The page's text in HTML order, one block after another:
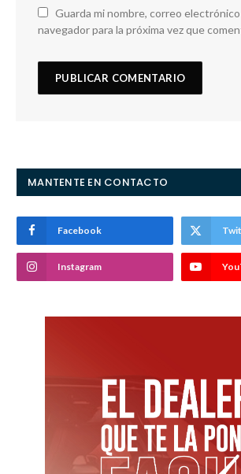
Guarda mi nombre, correo
navegador para la próxima vez que
MANTENTE EN CONTACTO
Facebook
Instagram